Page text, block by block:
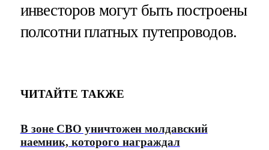
инвесторов могут быть построены
полсотни платных путепроводов.
ЧИТАЙТЕ ТАКЖЕ
В зоне СВО уничтожен молдавский
наемник, которого награждал